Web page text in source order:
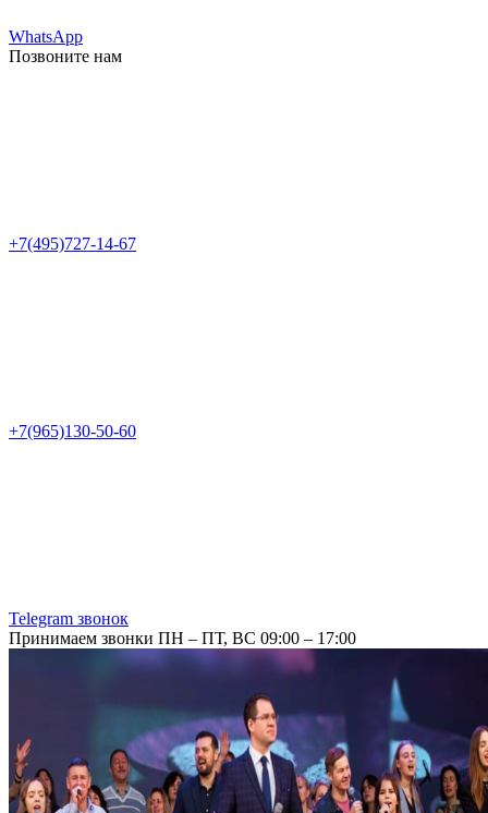
WhatsApp
Позвоните нам
+7(495)727-14-67
+7(965)130-50-60
Telegram звонок
Принимаем звонки ПН – ПТ, ВС 09:00 – 17:00